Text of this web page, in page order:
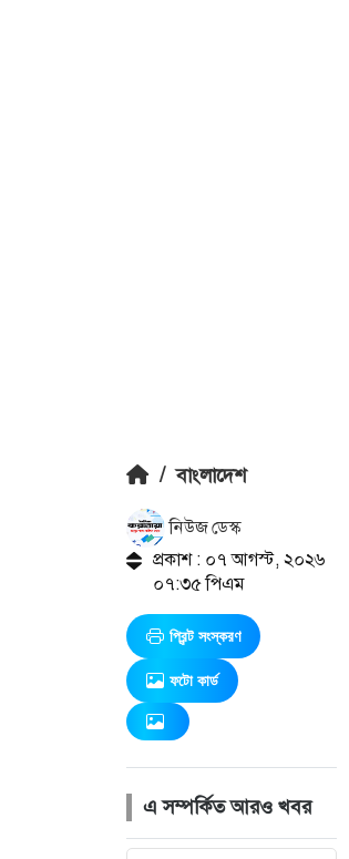
/ বাংলাদেশ
নিউজ ডেস্ক
প্রকাশ : ০৭ আগস্ট, ২০২৬
০৭:৩৫ পিএম
প্রিন্ট সংস্করণ
ফটো কার্ড
এ সম্পর্কিত আরও খবর